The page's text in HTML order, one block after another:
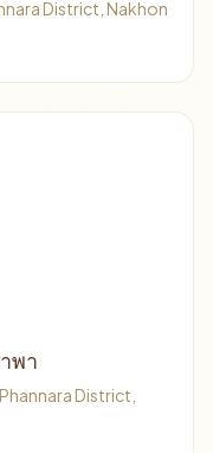
District, Nakhon
พา
District,